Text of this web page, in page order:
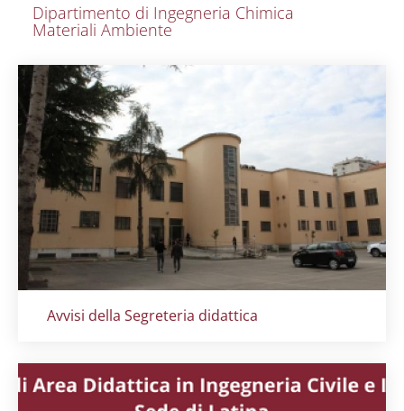
Dipartimento di Ingegneria Chimica
Materiali Ambiente
Titolo card :
Avvisi della Segreteria didattica